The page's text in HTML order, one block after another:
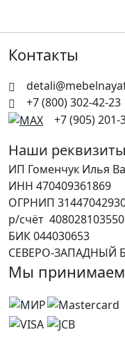
Контакты
+7 (800) 302-42-23
+7 (905) 201-
Наши
ИП Гоменчук Илья
ИНН 470409361869
ОГРНИП
р/счёт
БИК 044030653
СЕВЕРО-ЗАПАДНЫЙ
Мы принимаем